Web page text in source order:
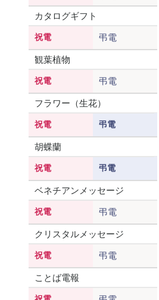
カタログギフト
祝電 弔電
観葉植物
祝電 弔電
フラワー（生花）
祝電 弔電
胡蝶蘭
祝電 弔電
ベネチアンメッセージ
祝電 弔電
クリスタルメッセージ
祝電 弔電
ことば電報